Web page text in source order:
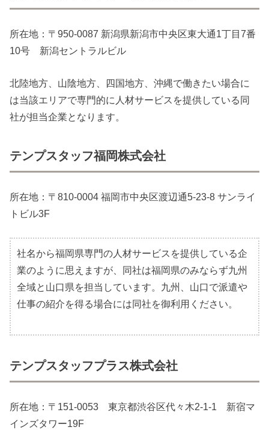
所在地：〒950-0087 新潟県新潟市中央区東大通1丁目7番
10号 新潟セントラルビル
北陸地方、山陰地方、四国地方、沖縄で働きたい場合に
は当該エリアで専門的に人材サービスを提供している同
社が担当企業となります。
テンプスタッフ福岡株式会社
所在地：〒810-0004 福岡市中央区渡辺通5-23-8 サンライ
トビル3F
社名から福岡県専門の人材サービスを提供している企
業のように思えますが、同社は福岡県のみならず九州
全域と山口県を担当しています。九州、山口で派遣や
仕事の紹介を得る場合には同社を御利用ください。
テンプスタッフプラス株式会社
所在地：〒151-0053 東京都渋谷区代々木2-1-1 新宿マ
インズタワー19F